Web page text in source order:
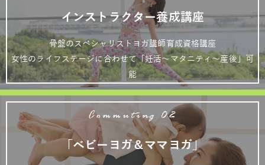
インストラクター養成講座
骨盤のスペシャリストヨガ講師育成資格講座
女性のライフステージに合わせて「妊活～マタニティ～産後」可
能
Commuting 02
「ベビーヨガ＆ママヨガ」